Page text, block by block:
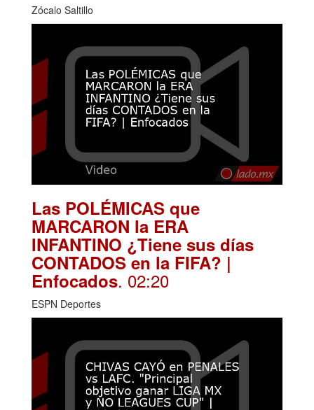
Zócalo Saltillo
Las POLÉMICAS que
MARCARON la ERA
INFANTINO ¿Tiene sus días
CONTADOS en la FIFA? |
Enfocados. 02:20
ESPN Deportes